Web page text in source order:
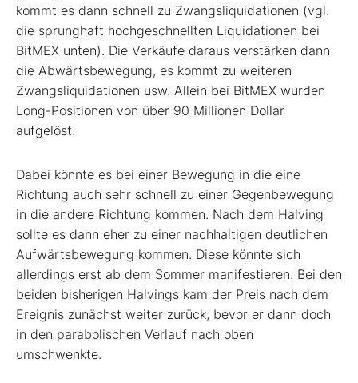
kommt es dann schnell zu Zwangsliquidationen (vgl.
die sprunghaft hochgeschnellten Liquidationen bei
BitMEX unten). Die Verkäufe daraus verstärken dann
die Abwärtsbewegung, es kommt zu weiteren
Zwangsliquidationen usw. Allein bei BitMEX wurden
Long-Positionen von über 90 Millionen Dollar
aufgelöst.
Dabei könnte es bei einer Bewegung in die eine
Richtung auch sehr schnell zu einer Gegenbewegung
in die andere Richtung kommen. Nach dem Halving
sollte es dann eher zu einer nachhaltigen deutlichen
Aufwärtsbewegung kommen. Diese könnte sich
allerdings erst ab dem Sommer manifestieren. Bei den
beiden bisherigen Halvings kam der Preis nach dem
Ereignis zunächst weiter zurück, bevor er dann doch
in den parabolischen Verlauf nach oben
umschwenkte.